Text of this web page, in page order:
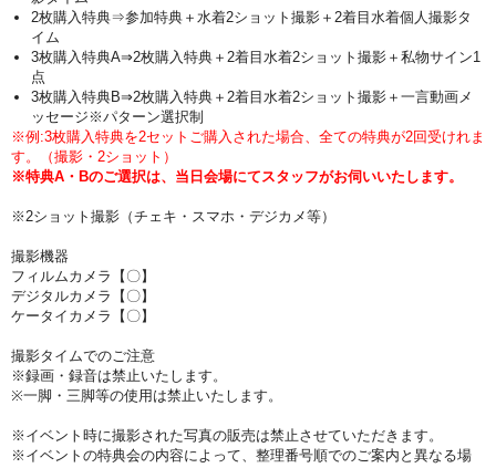
2枚購入特典⇒参加特典 ＋水着2ショット撮影 ＋2着目水着個人撮影タ
イム
3枚購入特典A⇒2枚購入特典＋2着目水着2ショット撮影＋私物サイン1
点
3枚購入特典B⇒2枚購入特典＋2着目水着2ショット撮影＋一言動画メ
ッセージ※パターン選択制
※例:3枚購入特典を2セットご購入された場合、全ての特典が2回受けれま
す。（撮影・2ショット）
※特典A・Bのご選択は、当日会場にてスタッフがお伺いいたします。
※2ショット撮影（チェキ・スマホ・デジカメ等）
撮影機器
フィルムカメラ【〇】
デジタルカメラ【〇】
ケータイカメラ【〇】
撮影タイムでのご注意
※録画・録音は禁止いたします。
※一脚・三脚等の使用は禁止いたします。
※イベント時に撮影された写真の販売は禁止させていただきます。
※イベントの特典会の内容によって、整理番号順でのご案内と異なる場